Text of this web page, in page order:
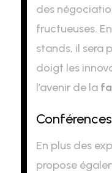
des
fructueuses.
stands, il sera
doigt les
l’avenir de la
En plus des
propose